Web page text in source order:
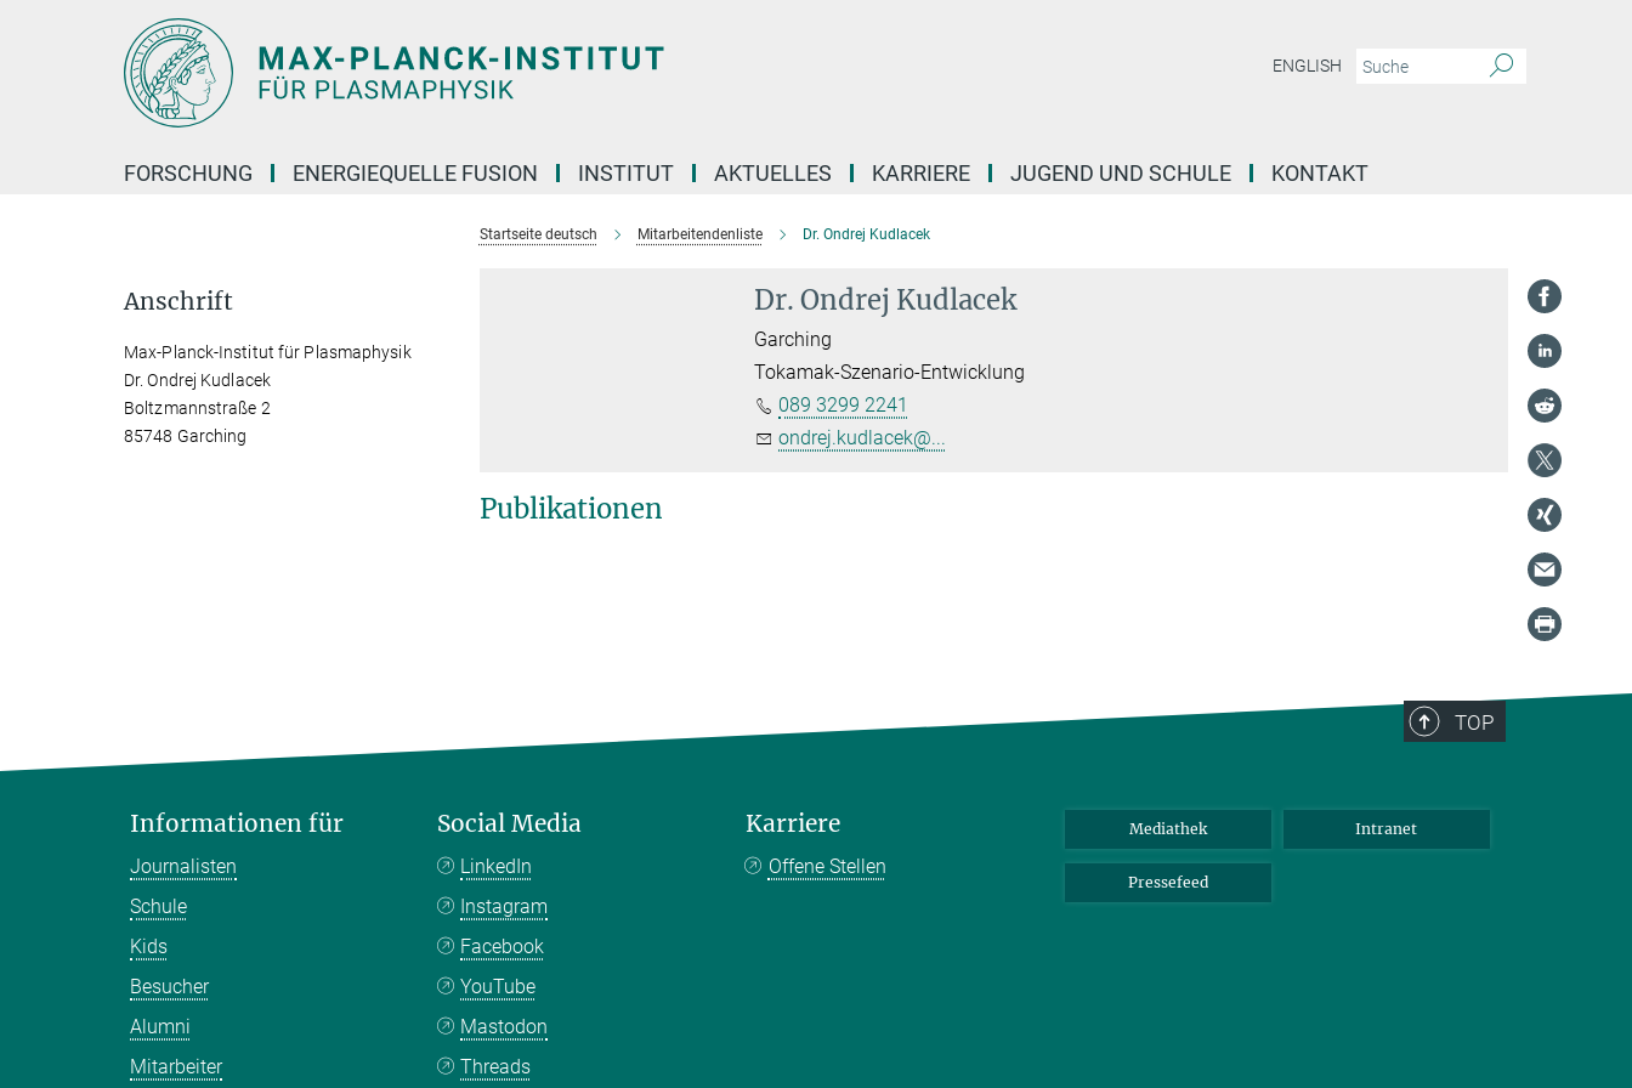
ENGLISH
FORSCHUNG ENERGIEQUELLE FUSION INSTITUT AKTUELLES KARRIERE JUGEND UND SCHULE KONTAKT
Startseite deutsch Mitarbeitendenliste Dr. Ondrej Kudlacek
Dr. Ondrej Kudlacek
Garching
Tokamak-Szenario-Entwicklung
089 3299 2241
ondrej.kudlacek@...
Publikationen
Anschrift
Max-Planck-Institut für Plasmaphysik
Dr. Ondrej Kudlacek
Boltzmannstraße 2
85748 Garching
TOP
Informationen für
Journalisten
Schule
Kids
Besucher
Alumni
Mitarbeiter
Social Media
LinkedIn
Instagram
Facebook
YouTube
Mastodon
Threads
Karriere
Offene Stellen
Mediathek Intranet
Pressefeed